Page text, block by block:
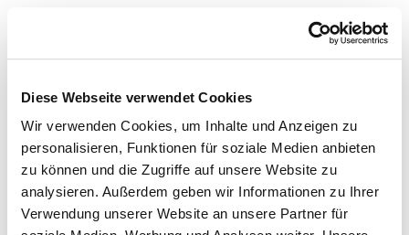
Diese Webseite verwendet Cookies
Wir verwenden Cookies, um Inhalte und Anzeigen zu
personalisieren, Funktionen für soziale Medien anbieten
zu können und die Zugriffe auf unsere Website zu
analysieren. Außerdem geben wir Informationen zu Ihrer
Verwendung unserer Website an unsere Partner für